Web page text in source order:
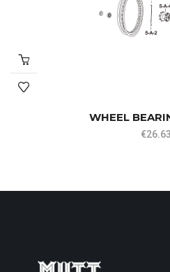
WHEEL
€26.63